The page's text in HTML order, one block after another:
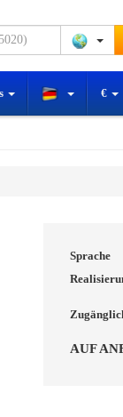
€
Sprache
AUF